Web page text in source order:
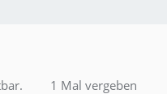
1 Mal vergeben